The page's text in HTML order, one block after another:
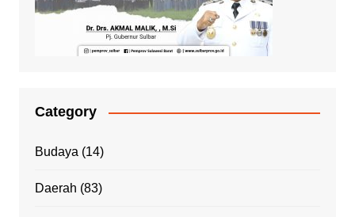
Category
Budaya (14)
Daerah (83)